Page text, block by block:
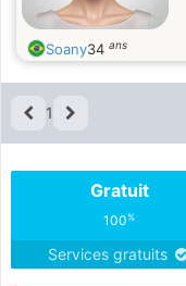
Soany34 ans
1
Gratuit
100%
Services gratuits